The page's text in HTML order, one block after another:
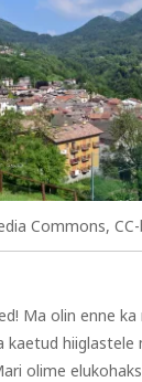
Commons,
Ma olin enne
kaetud hiiglastele
olime